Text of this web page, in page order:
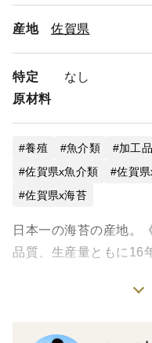
産地 佐賀県
特定
原材料
なし
養殖 魚介類 加工品
佐賀県x魚介類
佐賀
佐賀県x海苔
日本一の海苔の産地。
品質、生産量ともに16
《海苔師だからわかる
●おにぎりやご飯のお